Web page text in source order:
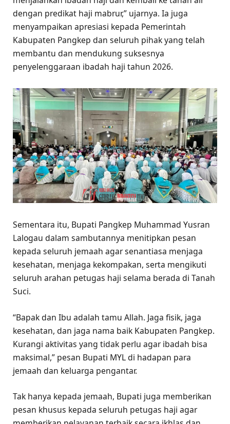
dengan predikat haji mabrur,” ujarnya. Ia juga
menyampaikan apresiasi kepada Pemerintah
Kabupaten Pangkep dan seluruh pihak yang telah
membantu dan mendukung suksesnya
penyelenggaraan ibadah haji tahun 2026.
Sementara itu, Bupati Pangkep Muhammad Yusran
Lalogau dalam sambutannya menitipkan pesan
kepada seluruh jemaah agar senantiasa menjaga
kesehatan, menjaga kekompakan, serta mengikuti
seluruh arahan petugas haji selama berada di Tanah
Suci.
“Bapak dan Ibu adalah tamu Allah. Jaga fisik, jaga
kesehatan, dan jaga nama baik Kabupaten Pangkep.
Kurangi aktivitas yang tidak perlu agar ibadah bisa
maksimal,” pesan Bupati MYL di hadapan para
jemaah dan keluarga pengantar.
Tak hanya kepada jemaah, Bupati juga memberikan
pesan khusus kepada seluruh petugas haji agar